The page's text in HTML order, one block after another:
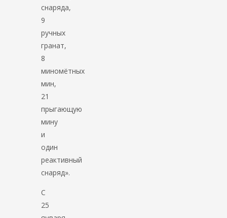
снаряда,
9
ручных
гранат,
8
миномётных
мин,
21
прыгающую
мину
и
один
реактивный
снаряд».
С
25